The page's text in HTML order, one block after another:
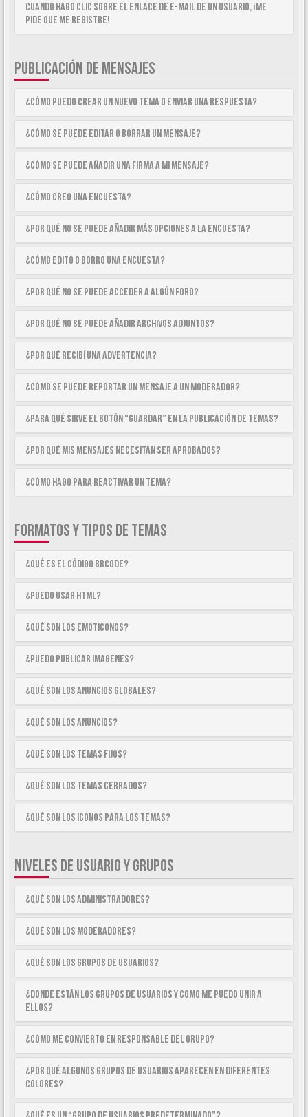
Cuando hago clic sobre el enlace de e-mail de un usuario, ¡me
pide que me registre!
PUBLICACIÓN DE MENSAJES
¿Cómo puedo crear un nuevo tema o enviar una respuesta?
¿Cómo se puede editar o borrar un mensaje?
¿Cómo se puede añadir una firma a mi mensaje?
¿Cómo creo una encuesta?
¿Por qué no se puede añadir más opciones a la encuesta?
¿Cómo edito o borro una encuesta?
¿Por qué no se puede acceder a algún foro?
¿Por qué no se puede añadir archivos adjuntos?
¿Por qué recibí una advertencia?
¿Cómo se puede reportar un mensaje a un moderador?
¿Para qué sirve el botón “Guardar” en la publicación de temas?
¿Por qué mis mensajes necesitan ser aprobados?
¿Cómo hago para reactivar un tema?
FORMATOS Y TIPOS DE TEMAS
¿Qué es el código BBCode?
¿Puedo usar HTML?
¿Qué son los emoticonos?
¿Puedo publicar imagenes?
¿Qué son los anuncios globales?
¿Qué son los anuncios?
¿Qué son los temas fijos?
¿Qué son los temas cerrados?
¿Qué son los iconos para los temas?
NIVELES DE USUARIO Y GRUPOS
¿Qué son los Administradores?
¿Qué son los Moderadores?
¿Qué son los Grupos de Usuarios?
¿Donde están los Grupos de Usuarios y como me puedo unir a
ellos?
¿Cómo me convierto en Responsable del Grupo?
¿Por qué algunos Grupos de Usuarios aparecen en diferentes
colores?